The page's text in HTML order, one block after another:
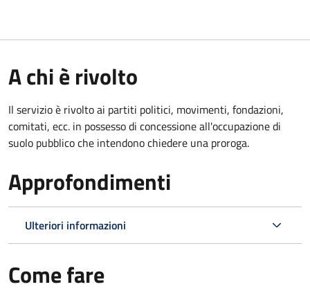
A chi è rivolto
Il servizio è rivolto ai partiti politici, movimenti, fondazioni,
comitati, ecc. in possesso di concessione all'occupazione di
suolo pubblico che intendono chiedere una proroga.
Approfondimenti
Ulteriori informazioni
Come fare